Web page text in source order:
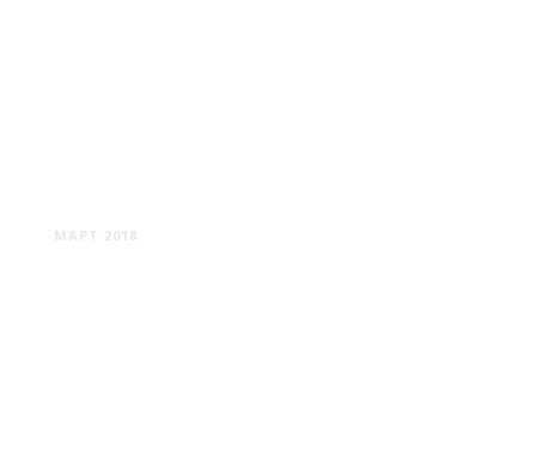
МАРТ 2018